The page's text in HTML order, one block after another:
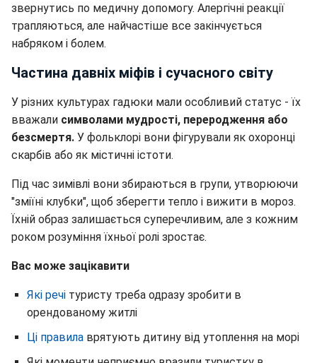
звернутись по медичну допомогу. Алергічні реакції
трапляються, але найчастіше все закінчується
набряком і болем.
Частина давніх міфів і сучасного світу
У різних культурах гадюки мали особливий статус - їх
вважали символами мудрості, переродження або
безсмертя. У фольклорі вони фігурували як охоронці
скарбів або як містичні істоти.
Під час зимівлі вони збираються в групи, утворюючи
"зміїні клубки", щоб зберегти тепло і вижити в мороз.
Їхній образ залишається суперечливим, але з кожним
роком розуміння їхньої ролі зростає.
Вас може зацікавити
Які речі туристу треба одразу зробити в
орендованому житлі
Ці правила врятують дитину від утоплення на морі